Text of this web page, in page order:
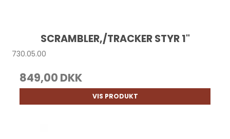
SCRAMBLER,/TRACKER STYR 1"
730.05.00
849,00 DKK
VIS PRODUKT